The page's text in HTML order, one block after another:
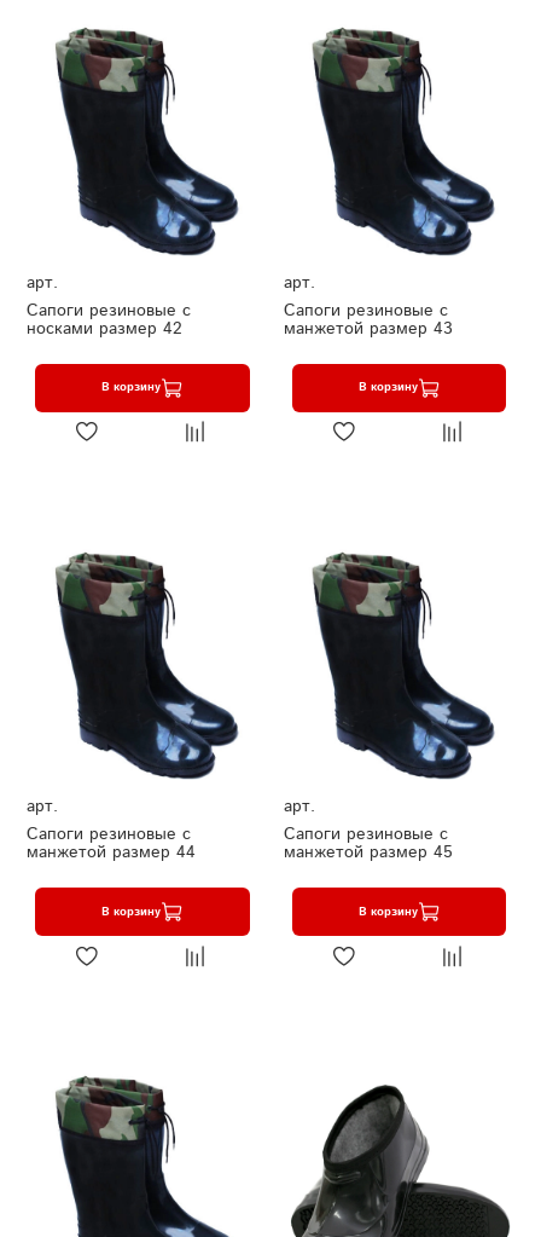
арт.
Сапоги резиновые с
носками размер 42
В корзину
арт.
Сапоги резиновые с
манжетой размер 43
В корзину
арт.
Сапоги резиновые с
манжетой размер 44
В корзину
арт.
Сапоги резиновые с
манжетой размер 45
В корзину